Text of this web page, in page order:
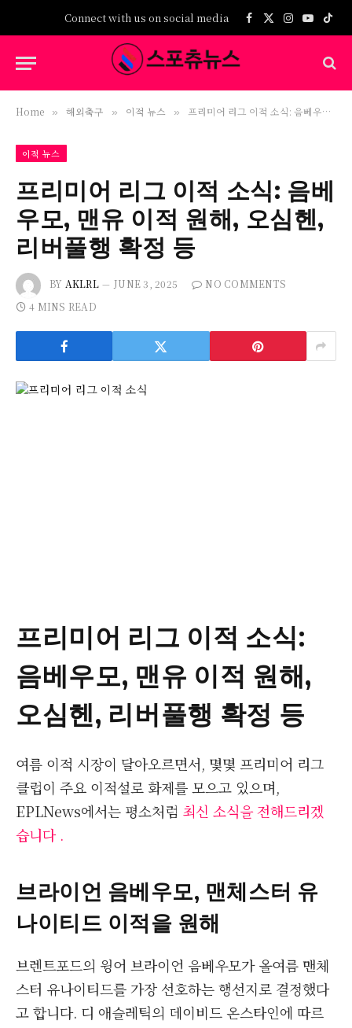
Connect with us on social media Facebook
X
Instagram
Home » 해외축구 » 이적 뉴스 » 프리미어 리그 이적 소식: 음베우모, 맨유 이적 원해, 오심헨, 리버풀행 확정 등
이적 뉴스
프리미어 리그 이적 소식: 음베
우모, 맨유 이적 원해, 오심헨,
리버풀행 확정 등
BY AKLRL JUNE 3, 2025
NO COMMENTS
4 MINS READ
프리미어 리그 이적 소식:
음베우모, 맨유 이적 원해,
오심헨, 리버풀행 확정 등
여름 이적 시장이 달아오르면서, 몇몇 프리미어 리그
클럽이 주요 이적설로 화제를 모으고 있으며,
EPLNews에서는 평소처럼 최신 소식을 전해드리겠
습니다 .
브라이언 음베우모, 맨체스터 유
나이티드 이적을 원해
브렌트포드의 윙어 브라이언 음베우모가 올여름 맨체
스터 유나이티드를 가장 선호하는 행선지로 결정했다
고 합니다. 디 애슬레틱의 데이비드 온스타인에 따르